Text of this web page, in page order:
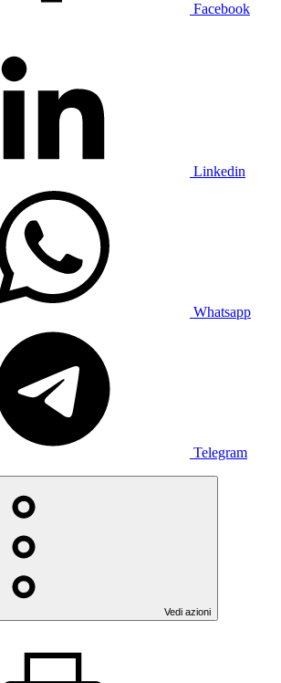
Facebook
Linkedin
Whatsapp
Telegram
Vedi azioni